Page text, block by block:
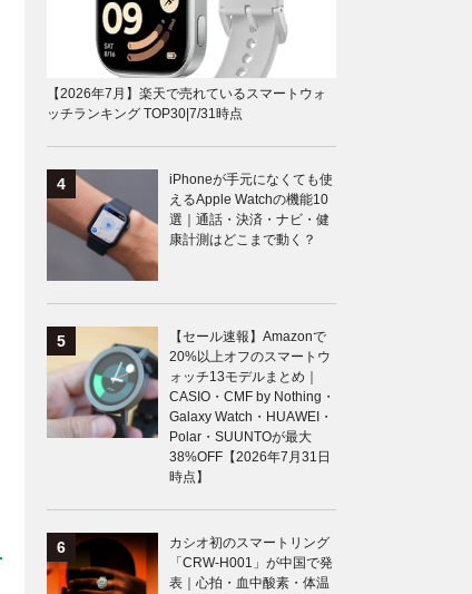
【2026年7月】楽天で売れているスマートウォ
ッチランキング TOP30|7/31時点
iPhoneが手元になくても使
えるApple Watchの機能10
選｜通話・決済・ナビ・健
康計測はどこまで動く？
【セール速報】Amazonで
20%以上オフのスマートウ
ォッチ13モデルまとめ｜
CASIO・CMF by Nothing・
Galaxy Watch・HUAWEI・
Polar・SUUNTOが最大
38%OFF【2026年7月31日
時点】
カシオ初のスマートリング
「CRW-H001」が中国で発
表｜心拍・血中酸素・体温